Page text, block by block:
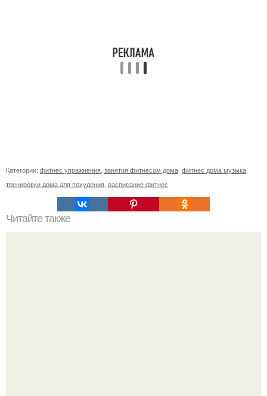
Категории: фитнес упражнения занятия фитнесом дома фитнес дома музыка
тренировки дома для похудения расписание фитнес
Читайте также